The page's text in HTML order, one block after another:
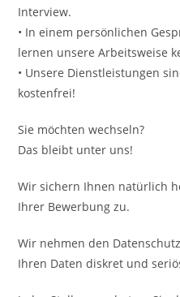
Interview.
• In einem persönlichen
lernen unsere Arbeitsweise
• Unsere Dienstleistungen
kostenfrei!
Sie möchten wechseln?
Das bleibt unter uns!
Wir sichern Ihnen natürlich
Ihrer Bewerbung zu.
Wir nehmen den
Ihren Daten diskret und